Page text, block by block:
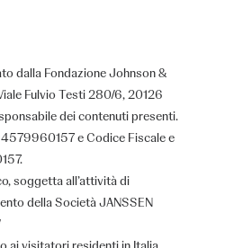
dalla Fondazione Johnson &
Fulvio Testi 280/6, 20126
dei contenuti presenti.
e Codice Fiscale e
soggetta all’attività di
della Società JANSSEN
e figli
Anno
2015